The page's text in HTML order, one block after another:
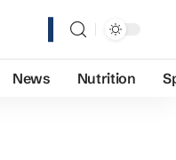
News Nutrition